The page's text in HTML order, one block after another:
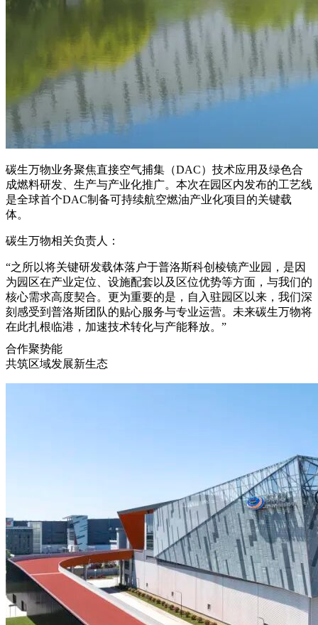
碳生万物业务聚焦直接空气捕集（DAC）技术应用及绿色合
成燃料研发、生产与产业化推广。本次在园区内发布的工艺线
是全球首个DAC制备可持续航空燃油产业化项目的关键载
体。
碳生万物相关负责人：
“之所以将关键研发载体落户于普洛斯科创棱镜产业园，是因
为园区在产业定位、设施配套以及区位优势等方面，与我们的
核心需求高度契合。更为重要的是，自入驻园区以来，我们深
刻感受到普洛斯团队的贴心服务与专业运营。未来碳生万物将
在此扎根临港，加速技术转化与产能释放。”
合作聚势能
共筑区域发展新生态